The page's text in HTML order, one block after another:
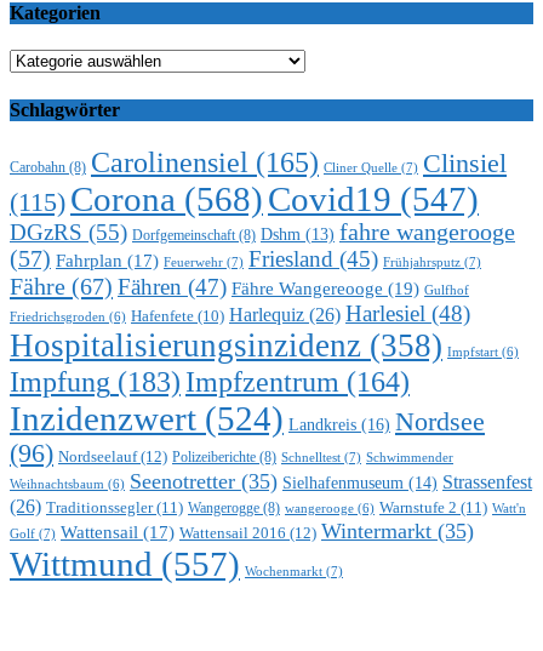
Kategorien
Kategorien
Schlagwörter
Carobahn (8) Carolinensiel (165) Cliner Quelle (7) Clinsiel
(115) Corona (568)Covid19 (547)
DGzRS (55) Dorfgemeinschaft(8) Dshm (13) fahre wangerooge
(57) Fahrplan (17) Feuerwehr (7) Friesland (45) Frühjahrsputz (7)
Fähre (67) Fähren (47) Fähre Wangereooge (19) Gulfhof
Friedrichsgroden (6) Hafenfete (10) Harlequiz (26) Harlesiel (48)
Hospitalisierungsinzidenz (358) Impfstart (6)
Impfung (183) Impfzentrum (164)
Inzidenzwert (524) Landkreis (16) Nordsee
(96) Nordseelauf(12) Polizeiberichte (8) Schnelltest (7) Schwimmender
Weihnachtsbaum (6) Seenotretter (35) Sielhafenmuseum (14) Strassenfest
(26) Traditionssegler(11) Wangerogge (8) wangerooge (6) Warnstufe 2 (11) Watt'n
Golf (7) Wattensail (17) Wattensail 2016 (12) Wintermarkt (35)
Wittmund (557) Wochenmarkt (7)